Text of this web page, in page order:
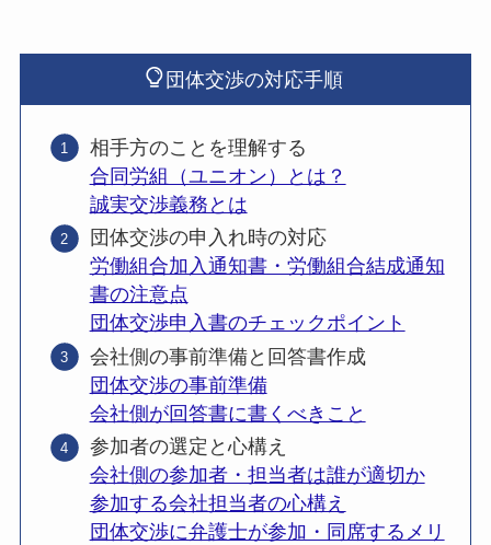
団体交渉の対応手順
相手方のことを理解する
合同労組（ユニオン）とは？
誠実交渉義務とは
団体交渉の申入れ時の対応
労働組合加入通知書・労働組合結成通知
書の注意点
団体交渉申入書のチェックポイント
会社側の事前準備と回答書作成
団体交渉の事前準備
会社側が回答書に書くべきこと
参加者の選定と心構え
会社側の参加者・担当者は誰が適切か
参加する会社担当者の心構え
団体交渉に弁護士が参加・同席するメリ